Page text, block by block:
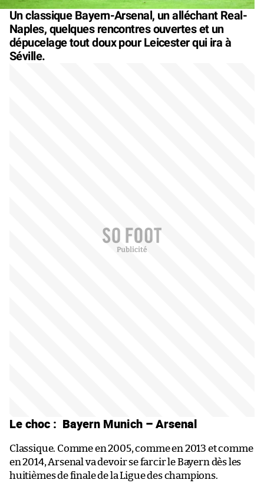
Un classique Bayern-Arsenal, un alléchant Real-
Naples, quelques rencontres ouvertes et un
dépucelage tout doux pour Leicester qui ira à
Séville.
Le choc : Bayern Munich – Arsenal
Classique. Comme en 2005, comme en 2013 et comme
en 2014, Arsenal va devoir se farcir le Bayern dès les
huitièmes de finale de la Ligue des champions.